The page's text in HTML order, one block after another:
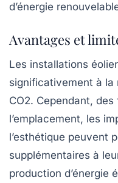
d’énergie
Avantages et
Les installations
significativement à la
CO2. Cependant,
l’emplacement, les
l’esthétique peuvent
supplémentaires à
production d’énergie